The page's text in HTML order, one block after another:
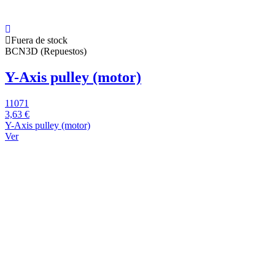
Fuera de stock
BCN3D (Repuestos)
Y-Axis pulley (motor)
11071
3,63 €
Y-Axis pulley (motor)
Ver